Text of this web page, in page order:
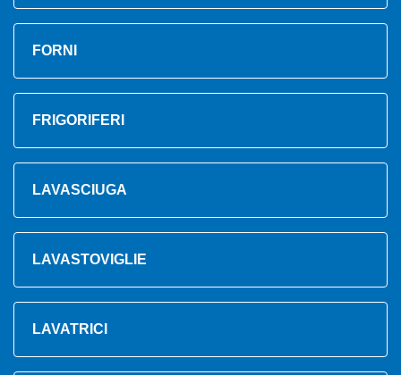
FORNI
FRIGORIFERI
LAVASCIUGA
LAVASTOVIGLIE
LAVATRICI